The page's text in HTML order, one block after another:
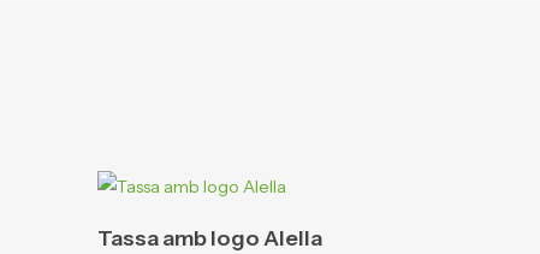
Afegeix A La Cistella
Tassa amb logo Alella